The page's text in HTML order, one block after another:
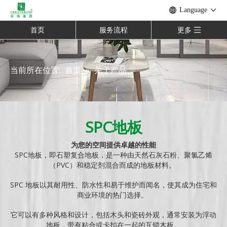
Language
首页 服务流程 更多
当前所在位置: 首页 » 关于产品
SPC地板
为您的空间提供卓越的性能
SPC地板，即石塑复合地板，是一种由天然石灰石粉、聚氯乙烯
（PVC）和稳定剂混合而成的地板材料。
SPC 地板以其耐用性、防水性和易于维护而闻名，使其成为住宅和
商业环境的热门选择。
它可以有多种风格和设计，包括木头和瓷砖外观，通常安装为浮动
地板，带有粘合或卡扣在一起的互锁木板。